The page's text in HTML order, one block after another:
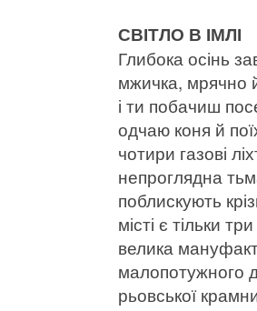
СВІТЛО В ІМЛІ
Глибока осінь
мжичка, мрячно
і ти побачиш
одчаю коня й
чотири газові
непроглядна
поблискують
місті є тільки
велика
малопотужного
рьовської